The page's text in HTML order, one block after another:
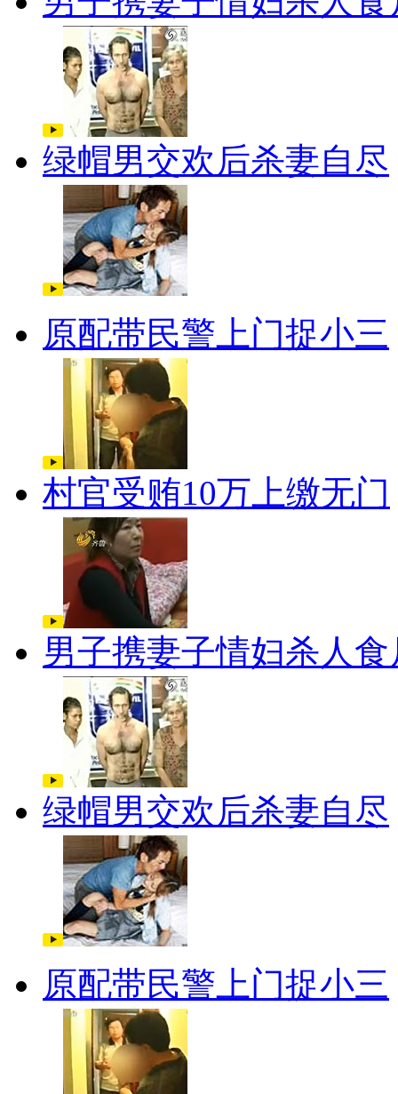
绿帽男交欢后杀妻自尽
原配带民警上门捉小三
村官受贿10万上缴无门
男子携妻子情妇杀人食
绿帽男交欢后杀妻自尽
原配带民警上门捉小三